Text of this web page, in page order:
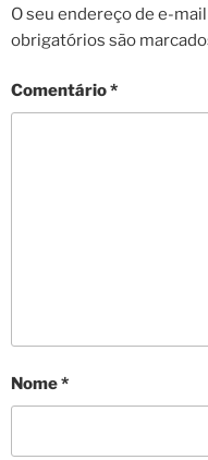
O seu endereço de e-
obrigatórios são
Comentário*
Nome*